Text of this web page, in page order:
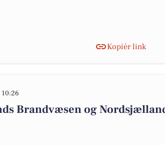
Kopiér link
Brandvæsen og